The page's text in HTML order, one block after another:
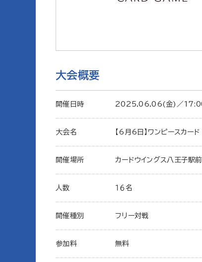
大会概要
開催日時 2025.06.06(金)／
大会名 【6月6日】ワンピースカー
開催場所 カードウイングス八王子駅
人数 １６名
開催種別 フリー対戦
参加料 無料